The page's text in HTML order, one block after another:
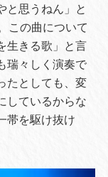
と思うねん」と
この曲について
生きる歌」と言
瑞々しく演奏で
たとしても、変
しているからな
帯を駆け抜け